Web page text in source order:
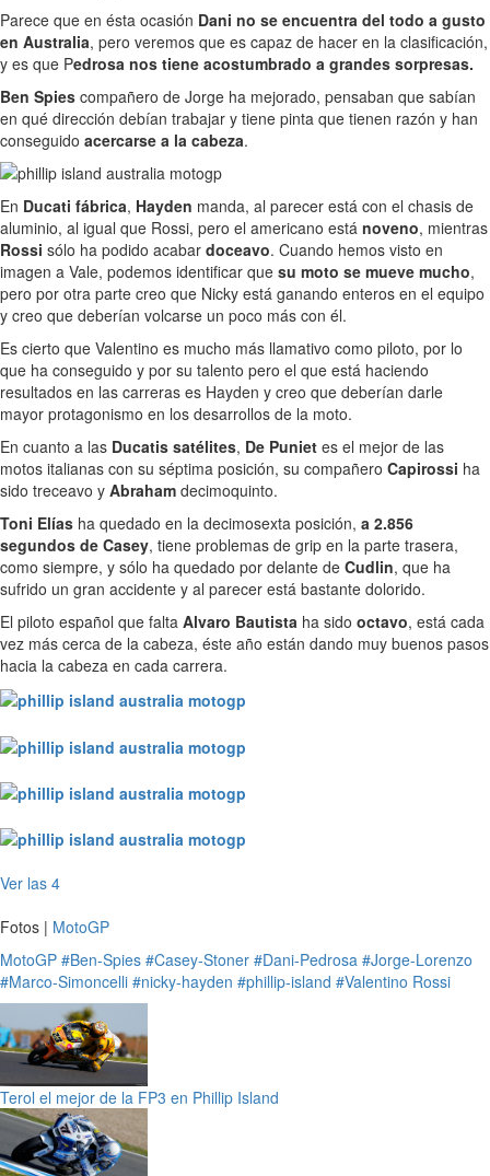
Parece que en ésta ocasión Dani no se encuentra del todo a gusto
en Australia, pero veremos que es capaz de hacer en la clasificación,
y es que Pedrosa nos tiene acostumbrado a grandes sorpresas.
Ben Spies compañero de Jorge ha mejorado, pensaban que sabían
en qué dirección debían trabajar y tiene pinta que tienen razón y han
conseguido acercarse a la cabeza.
En Ducati fábrica, Hayden manda, al parecer está con el chasis de
aluminio, al igual que Rossi, pero el americano está noveno, mientras
Rossi sólo ha podido acabar doceavo. Cuando hemos visto en
imagen a Vale, podemos identificar que su moto se mueve mucho,
pero por otra parte creo que Nicky está ganando enteros en el equipo
y creo que deberían volcarse un poco más con él.
Es cierto que Valentino es mucho más llamativo como piloto, por lo
que ha conseguido y por su talento pero el que está haciendo
resultados en las carreras es Hayden y creo que deberían darle
mayor protagonismo en los desarrollos de la moto.
En cuanto a las Ducatis satélites, De Puniet es el mejor de las
motos italianas con su séptima posición, su compañero Capirossi ha
sido treceavo y Abraham decimoquinto.
Toni Elías ha quedado en la decimosexta posición, a 2.856
segundos de Casey, tiene problemas de grip en la parte trasera,
como siempre, y sólo ha quedado por delante de Cudlin, que ha
sufrido un gran accidente y al parecer está bastante dolorido.
El piloto español que falta Alvaro Bautista ha sido octavo, está cada
vez más cerca de la cabeza, éste año están dando muy buenos pasos
hacia la cabeza en cada carrera.
Ver las 4
Fotos | MotoGP
MotoGP #Ben-Spies #Casey-Stoner #Dani-Pedrosa #Jorge-Lorenzo
#Marco-Simoncelli #nicky-hayden #phillip-island #Valentino Rossi
Terol el mejor de la FP3 en Phillip Island